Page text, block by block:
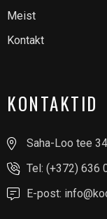
Meist
Kontakt
KONTAKTID
Saha-Loo tee
Tel: (+372) 636
E-post: